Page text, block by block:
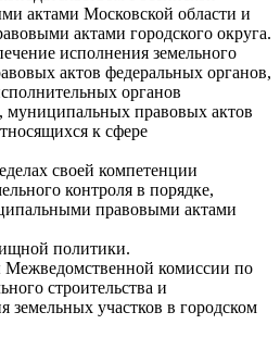
актами Московской области и
актами городского округа.
исполнения земельного
актов федеральных органов,
органов
муниципальных правовых актов
к сфере
своей компетенции
контроля в порядке,
правовыми актами
политики.
Межведомственной комиссии по
строительства и
земельных участков в городском